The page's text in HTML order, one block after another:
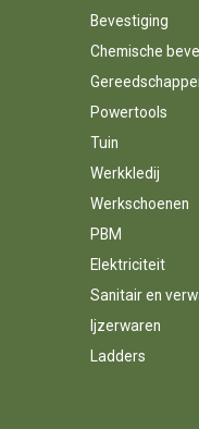
Bevestiging
Chemische
Powertools
Tuin
Werkkledij
Werkschoenen
PBM
Elektriciteit
Sanitair en
Ijzerwaren
Ladders